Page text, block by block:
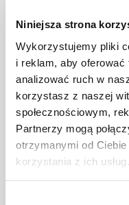
Niniejsza strona
Wykorzystujemy pliki
i reklam, aby oferować
analizować ruch w
korzystasz z naszej
społecznościowym,
Partnerzy mogą
otrzymanymi od
korzystania z ich usług.
Polypropeenista, PP
Huolehdi